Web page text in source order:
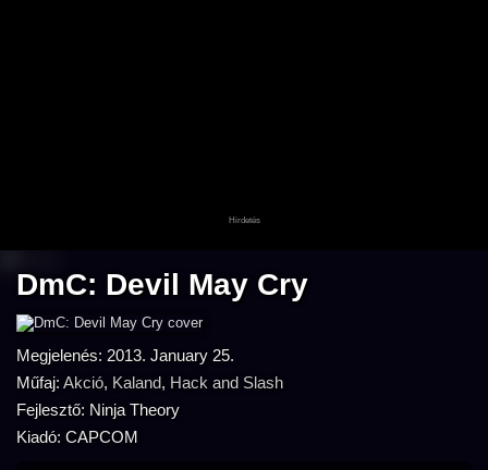
DmC: Devil May Cry
Megjelenés: 2013. January 25.
Műfaj: Akció, Kaland, Hack and Slash
Fejlesztő: Ninja Theory
Kiadó: CAPCOM